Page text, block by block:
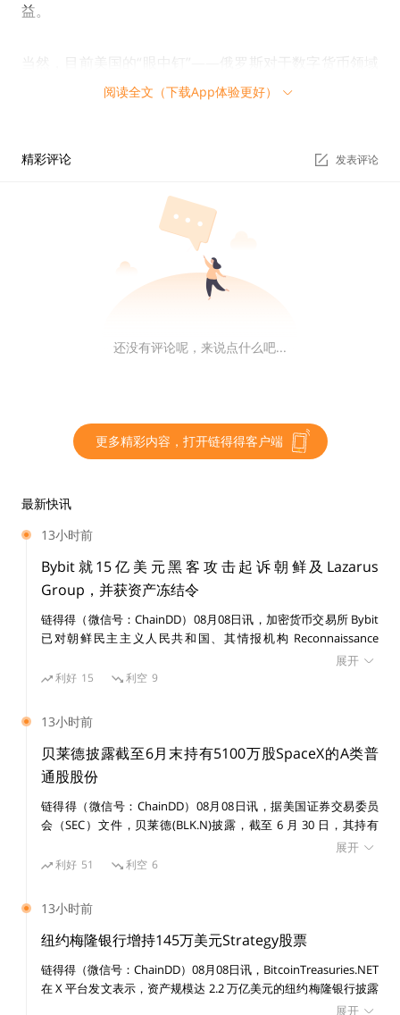
益。
当然，目前美国的“眼中钉”——俄罗斯对于数字货币领域
的开发也让其坐如针毡。俄罗斯财政部副部长阿列克谢·
清算平台。
最关键的一点在于，俄罗斯预计在 2024 年落地“数字卢
布”计划，这也就意味着，俄罗斯央行将于 2024 年开始
将所有银行和金融机构与数字卢布平台连接起来。具体请
参看链得得之前文章：
【链得得独家】美俄加速数字货币
字克朗 e-krona 测试部门自 2019 年设置以后，只在 202
日本方面，第二阶段的落地实验仍在进行时，但是，美国
没有宣布试点之前，日本央行是不可能宣布成果的，这一
点链得得在对日本 CBDC 项目的追踪报道中多次提及。
具体请参看链得得上个月文章【链得得独家】日本财政部
成立数字通货部门，主导CBDC立法工作。
Emefiele 在阿布贾举行的 “2022 eNaira Hackathon” 演
讲中表示，尼日利亚 CBDC 项目 eNaira 即将开启第二阶
段的扩张，具体请查看链得得之前报道：
接。
更多精彩内容，关注链得得微信号（ID：
ChainDD），或者下载链得得App
阅读全文（下载App体验更好）
精彩评论 发表评论
还没有评论呢，来说点什么吧...
更多精彩内容，打开链得得客户端
最新快讯
13小时前
Bybit就15亿美元黑客攻击起诉朝鲜及Lazarus
Group，并获资产冻结令
链得得（微信号：ChainDD）08月08日讯，加密货币交易所 Bybit
已对朝鲜民主主义人民共和国、其情报机构 Reconnaissance
General Bureau（RGB）及受国家制裁的黑客组织 Lazarus Group
提起民事诉讼，涉及一宗价值 15 亿美元的黑客攻击事件。 美国联
识别资产。
展开
利好 15 利空 9
13小时前
贝莱德披露截至6月末持有5100万股SpaceX的A类普
通股股份
链得得（微信号：ChainDD）08月08日讯，据美国证券交易委员
会（SEC）文件，贝莱德(BLK.N)披露，截至 6 月 30 日，其持有
展开
利好 51 利空 6
13小时前
纽约梅隆银行增持145万美元Strategy股票
链得得（微信号：ChainDD）08月08日讯，BitcoinTreasuries.NET
在 X 平台发文表示，资产规模达 2.2 万亿美元的纽约梅隆银行披露
增持 14,630 股 Strategy 股票，价值 145 万美元。目前其持有
展开